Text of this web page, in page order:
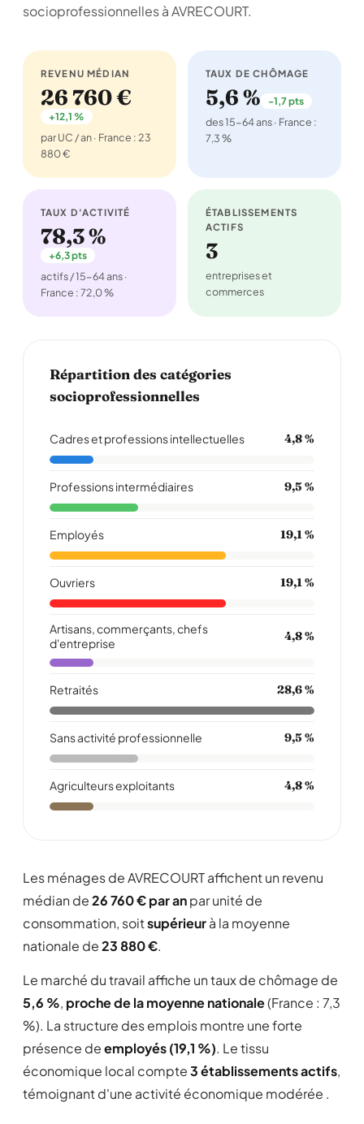
socioprofessionnelles à AVRECOURT.
REVENU MÉDIAN
26 760 €
+12,1 %
par UC / an · France : 23
880 €
TAUX DE CHÔMAGE
5,6 % -1,7 pts
des 15-64 ans · France :
7,3 %
TAUX D'ACTIVITÉ
78,3 %
+6,3 pts
actifs / 15-64 ans ·
France : 72,0 %
ÉTABLISSEMENTS
ACTIFS
3
entreprises et
commerces
Répartition des catégories
socioprofessionnelles
Cadres et professions intellectuelles 4,8 %
Professions intermédiaires 9,5 %
Employés 19,1 %
Ouvriers 19,1 %
Artisans, commerçants, chefs
d'entreprise
4,8 %
Retraités 28,6 %
Sans activité professionnelle 9,5 %
Agriculteurs exploitants 4,8 %
Les ménages de AVRECOURT affichent un revenu
médian de26 760 € par anpar unité de
consommation, soitsupérieurà la moyenne
nationale de23 880 €.
Le marché du travail affiche un taux de chômage de
5,6 %, proche de la moyenne nationale(France : 7,3
%). La structure des emplois montre une forte
présence deemployés (19,1 %). Le tissu
économique local compte3 établissements actifs,
témoignant d'une activité économique modérée .